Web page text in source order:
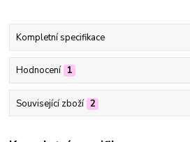
Kompletní specifikace
Hodnocení 1
Související zboží 2